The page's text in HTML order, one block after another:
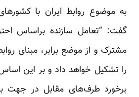
به موضوع روابط ایران با
گفت: “تعامل سازنده براساس
مشترک و از موضع برابر، مبنای
را تشکیل خواهد داد و بر این
برخورد طرف‌های مقابل در جهت